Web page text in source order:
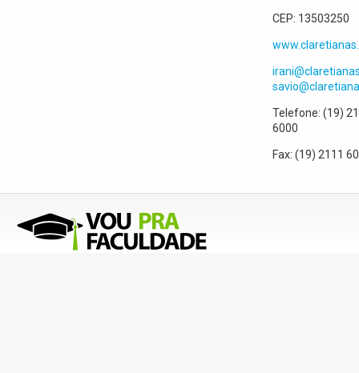
CEP: 13503250
Telefone: (19)
6000
Fax: (19) 2111